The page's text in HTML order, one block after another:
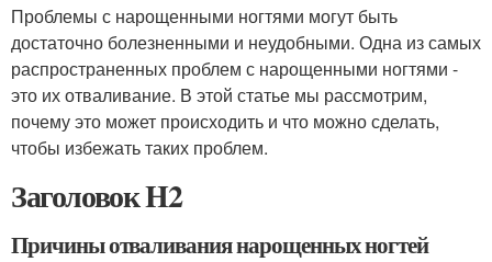
Проблемы с нарощенными ногтями могут быть
достаточно болезненными и неудобными. Одна из самых
распространенных проблем с нарощенными ногтями -
это их отваливание. В этой статье мы рассмотрим,
почему это может происходить и что можно сделать,
чтобы избежать таких проблем.
Заголовок H2
Причины отваливания нарощенных ногтей